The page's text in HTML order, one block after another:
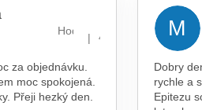
Hodnocení obchodu je 5 z 5
| 4.8.2026
za objednávku.
moc spokojená.
Přeji hezký den.
M
Dobry
rychle a
Epitezu